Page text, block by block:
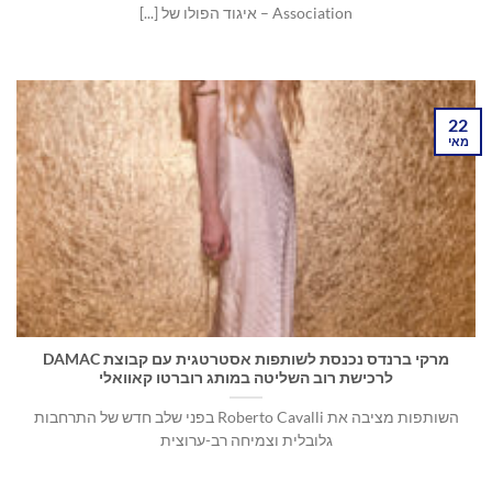
Association – איגוד הפולו של [...]
מרקי ברנדס נכנסת לשותפות אסטרטגית עם קבוצת DAMAC
לרכישת רוב השליטה במותג רוברטו קאוואלי
השותפות מציבה את Roberto Cavalli בפני שלב חדש של התרחבות
גלובלית וצמיחה רב-ערוצית
22
מאי